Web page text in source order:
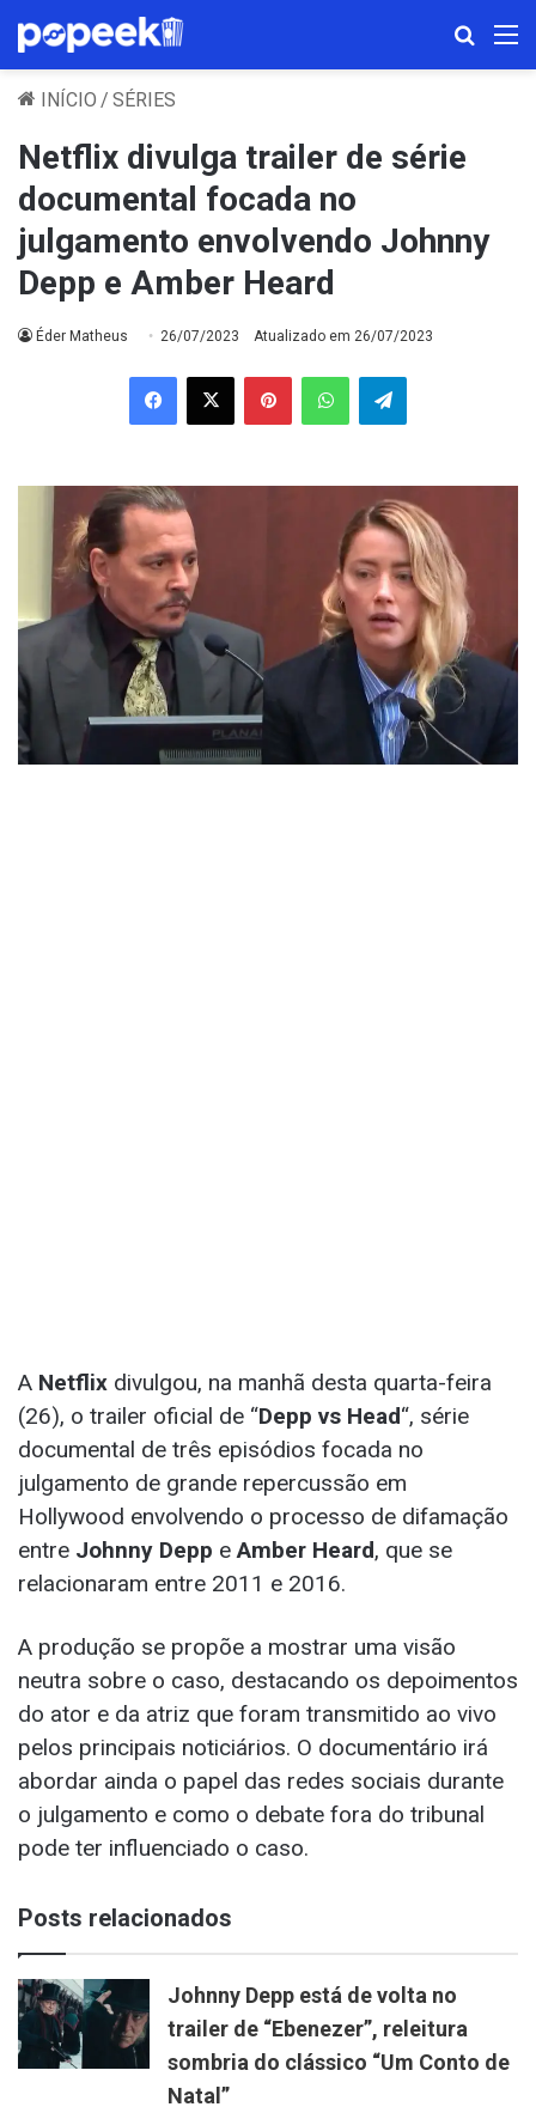
INÍCIO / SÉRIES
Netflix divulga trailer de série
documental focada no
julgamento envolvendo Johnny
Depp e Amber Heard
Éder Matheus 26/07/2023 Atualizado em 26/07/2023
Facebook
X PinterestWhatsAppTelegram
A Netflix divulgou, na manhã desta quarta-feira
(26), o trailer oficial de “Depp vs Head“, série
documental de três episódios focada no
julgamento de grande repercussão em
Hollywood envolvendo o processo de difamação
entre Johnny Depp e Amber Heard, que se
relacionaram entre 2011 e 2016.
A produção se propõe a mostrar uma visão
neutra sobre o caso, destacando os depoimentos
do ator e da atriz que foram transmitido ao vivo
pelos principais noticiários. O documentário irá
abordar ainda o papel das redes sociais durante
o julgamento e como o debate fora do tribunal
pode ter influenciado o caso.
Posts relacionados
Johnny Depp está de volta no
trailer de “Ebenezer”, releitura
sombria do clássico “Um Conto de
Natal”